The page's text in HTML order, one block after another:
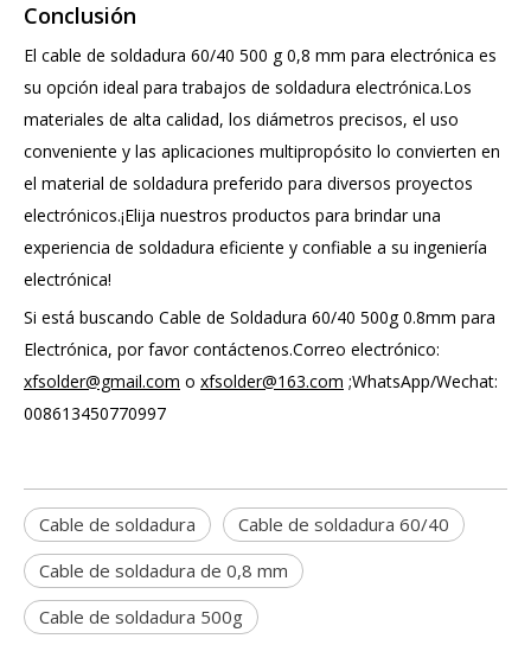
Conclusión
El cable de soldadura 60/40 500 g 0,8 mm para electrónica es
su opción ideal para trabajos de soldadura electrónica.Los
materiales de alta calidad, los diámetros precisos, el uso
conveniente y las aplicaciones multipropósito lo convierten en
el material de soldadura preferido para diversos proyectos
electrónicos.¡Elija nuestros productos para brindar una
experiencia de soldadura eficiente y confiable a su ingeniería
electrónica!
Si está buscando Cable de Soldadura 60/40 500g 0.8mm para
Electrónica, por favor contáctenos.Correo electrónico:
xfsolder@gmail.com o xfsolder@163.com ;WhatsApp/Wechat:
008613450770997
Cable de soldadura
Cable de soldadura 60/40
Cable de soldadura de 0,8 mm
Cable de soldadura 500g